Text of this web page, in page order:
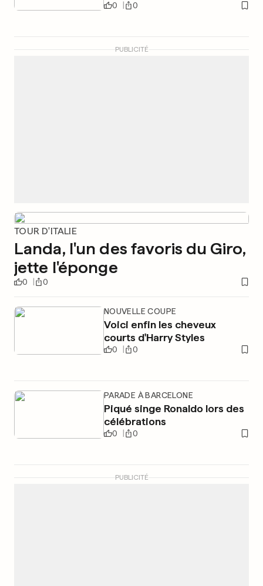
0 0
PUBLICITÉ
TOUR D'ITALIE
Landa, l'un des favoris du Giro,
jette l'éponge
0 0
NOUVELLE COUPE
Voici enfin les cheveux
courts d'Harry Styles
0 0
PARADE À BARCELONE
Piqué singe Ronaldo lors des
célébrations
0 0
PUBLICITÉ